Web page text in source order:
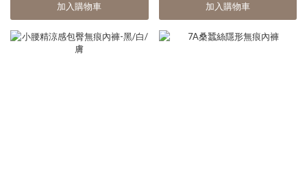
加入購物車 加入購物車